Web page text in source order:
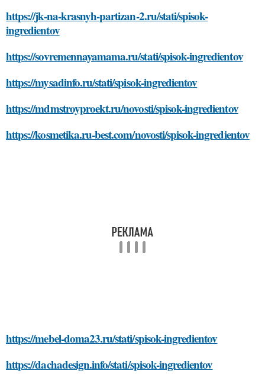
https://jk-na-krasnyh-partizan-2.ru/stati/spisok-
ingredientov
https://sovremennayamama.ru/stati/spisok-ingredientov
https://mysadinfo.ru/stati/spisok-ingredientov
https://mdmstroyproekt.ru/novosti/spisok-ingredientov
https://kosmetika.ru-best.com/novosti/spisok-ingredientov
https://mebel-doma23.ru/stati/spisok-ingredientov
https://dachadesign.info/stati/spisok-ingredientov